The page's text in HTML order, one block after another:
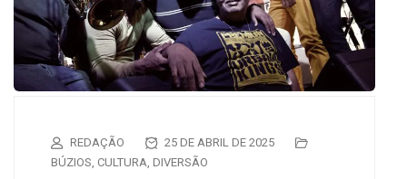
REDAÇÃO
25 DE ABRIL DE 2025
BÚZIOS CULTURA DIVERSÃO